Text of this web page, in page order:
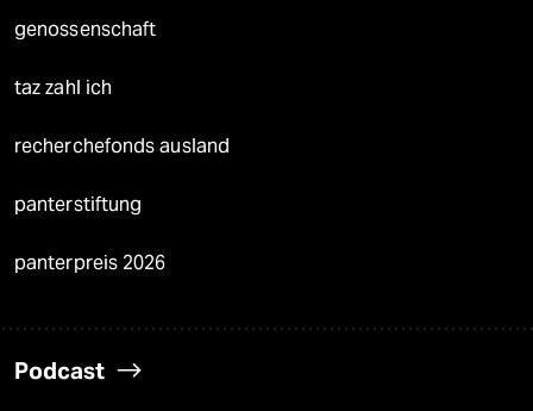
genossenschaft
taz zahl ich
recherchefonds ausland
panterstiftung
panterpreis 2026
Podcast